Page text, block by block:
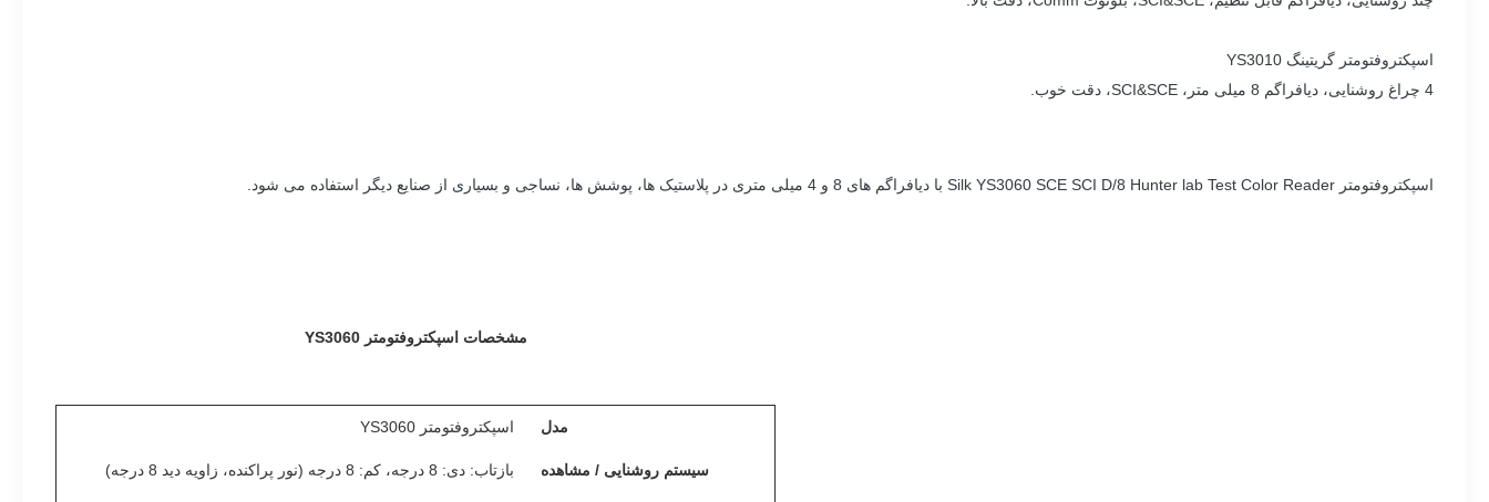
اسپکتروفتومتر گریتینگ YS3010
4 چراغ روشنایی، دیافراگم 8 میلی متر، SCI&SCE، دقت خوب.
اسپکتروفتومتر Silk YS3060 SCE SCI D/8 Hunter lab Test Color Reader با دیافراگم های 8 و 4 میلی متری در پلاستیک ها، پوشش ها، نساجی و بسیاری از صنایع دیگر استفاده می شود.
مشخصات اسپکتروفتومتر YS3060
مدل اسپکتروفتومتر YS3060
سیستم روشنایی / مشاهده بازتاب: دی: 8 درجه، کم: 8 درجه (نور پراکنده، زاویه دید 8 درجه)